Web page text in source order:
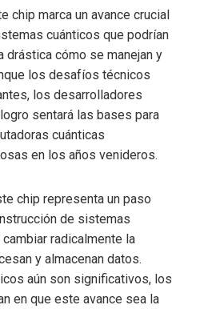
chip marca un avance crucial
cuánticos que podrían
drástica cómo se manejan y
los desafíos técnicos
los desarrolladores
sentará las bases para
cuánticas
en los años venideros.
chip representa un paso
de sistemas
radicalmente la
y almacenan datos.
aún son significativos, los
en que este avance sea la